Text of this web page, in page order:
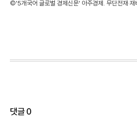
©'5개국어 글로벌 경제신문' 아주경제. 무단전재·재
댓글0